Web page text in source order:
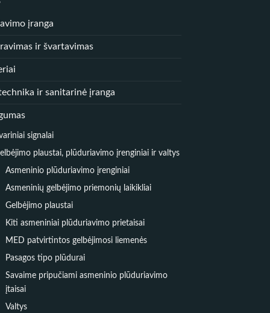
įranga
ir švartavimas
ir sanitarinė įranga
signalai
plaustai, plūduriavimo įrenginiai ir valtys
Asmeninio plūduriavimo įrenginiai
Asmeninių gelbėjimo priemonių laikikliai
Gelbėjimo plaustai
Kiti asmeniniai plūduriavimo prietaisai
MED patvirtintos gelbėjimosi liemenės
Pasagos tipo plūdurai
Savaime pripučiami asmeninio plūduriavimo
įtaisai
Valtys